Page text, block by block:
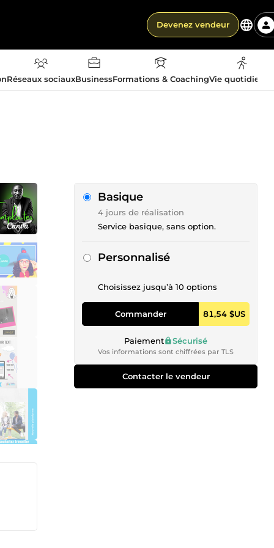
Devenez vendeur
Réseaux sociauxBusinessFormations & CoachingVie
Basique
4 jours de réalisation
Service basique, sans option.
Personnalisé
Choisissez jusqu’à 10 options
Commander 81,54 $US
Paiement Sécurisé
Vos informations sont chiffrées par TLS
Contacter le vendeur